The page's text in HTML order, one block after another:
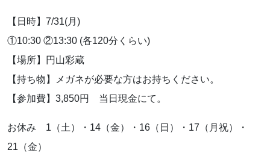
【日時】7/31(月)
①10:30 ②13:30 (各120分くらい)
【場所】円山彩蔵
【持ち物】メガネが必要な方はお持ちください。
【参加費】3,850円 当日現金にて。
お休み 1（土）・14（金）・16（日）・17（月祝）・
21（金）